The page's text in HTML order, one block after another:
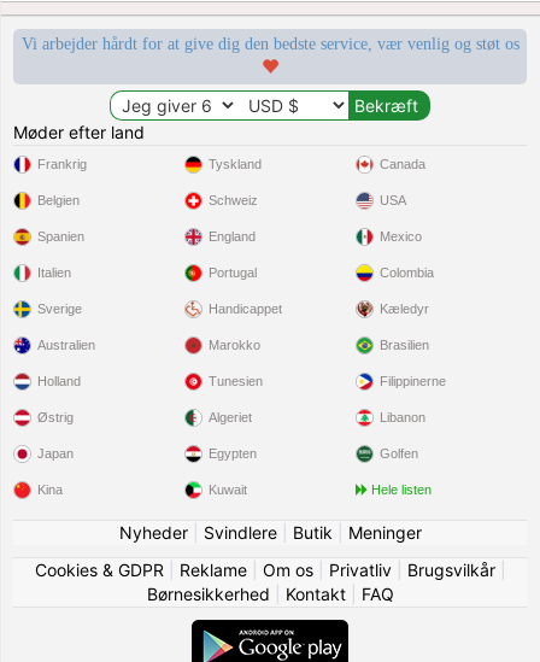
Vi arbejder hårdt for at give dig den bedste service, vær venlig og støt os
Møder efter land
Frankrig
Belgien
Spanien
Italien
Sverige
Tyskland
Schweiz
England
Portugal
Handicappet
Canada
USA
Mexico
Colombia
Kæledyr
Australien
Holland
Østrig
Japan
Kina
Marokko
Tunesien
Algeriet
Egypten
Kuwait
Brasilien
Filippinerne
Libanon
Golfen
Hele listen
Nyheder| Svindlere| Butik
Meninger
Cookies & GDPR
Reklame| Om os| Privatliv| Brugsvilkår|
Børnesikkerhed
Kontakt| FAQ